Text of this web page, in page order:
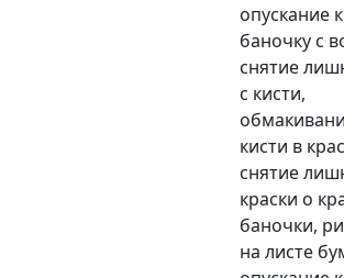
опускание
баночку с
снятие
с кисти,
кисти в
снятие
краски о
баночки,
на листе